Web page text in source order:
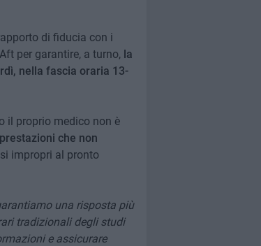
di fiducia con i
per garantire, a turno, la
nella fascia oraria 13-
il proprio medico non è
che non
impropri al pronto
una risposta più
tradizionali degli studi
e assicurare